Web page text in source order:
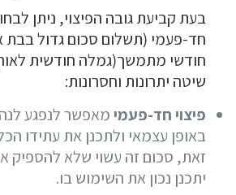
בעת קביעת גובה הפיצוי, ניתן
חד-פעמי (תשלום סכום גדול בבת
חודשי מתמשך(גמלה חודשית
שיטה יתרונות וחסרונות:
פיצוי חד-פעמימאפשר לנפגע
באופן עצמאי ולתכנן את עתידו
זאת, סכום זה עשוי שלא להספיק
יתכנן נכון את השימוש בו.